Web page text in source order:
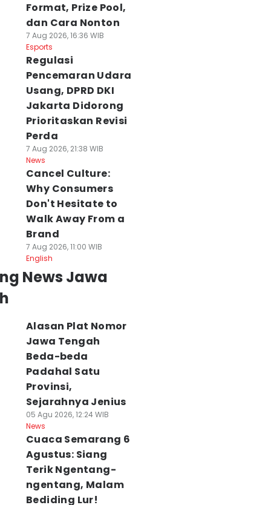
Format, Prize Pool,
dan Cara Nonton
7 Aug 2026, 16:36 WIB
Esports
Regulasi
Pencemaran Udara
Usang, DPRD DKI
Jakarta Didorong
Prioritaskan Revisi
Perda
7 Aug 2026, 21:38 WIB
News
Cancel Culture:
Why Consumers
Don't Hesitate to
Walk Away From a
Brand
7 Aug 2026, 11:00 WIB
English
News Jawa
Alasan Plat Nomor
Jawa Tengah
Beda-beda
Padahal Satu
Provinsi,
Sejarahnya Jenius
05 Agu 2026, 12:24 WIB
News
Cuaca Semarang 6
Agustus: Siang
Terik Ngentang-
ngentang, Malam
Bediding Lur!